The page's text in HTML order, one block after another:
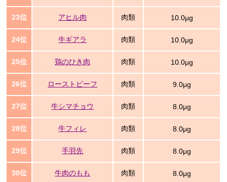
23位 アヒル肉 肉類 10.0μg
24位 牛ギアラ 肉類 10.0μg
25位 鶏のひき肉 肉類 10.0μg
26位 ローストビーフ 肉類 9.0μg
27位 牛シマチョウ 肉類 8.0μg
28位 牛フィレ 肉類 8.0μg
29位 手羽先 肉類 8.0μg
30位 牛肉のもも 肉類 8.0μg